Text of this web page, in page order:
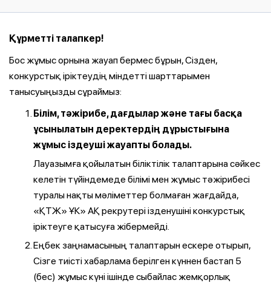
Құрметті талапкер!
Бос жұмыс орнына жауап бермес бұрын, Сізден,
конкурстық іріктеудің міндетті шарттарымен
танысуыңызды сұраймыз:
Білім, тәжірибе, дағдылар және тағы басқа
ұсынылатын деректердің дұрыстығына
жұмыс іздеуші жауапты болады.
Лауазымға қойылатын біліктілік талаптарына сәйкес
келетін түйіндемеде білімі мен жұмыс тәжірибесі
туралы нақты мәліметтер болмаған жағдайда,
«ҚТЖ» ҰК» АҚ рекрутері ізденушіні конкурстық
іріктеуге қатысуға жібермейді.
Еңбек заңнамасының талаптарын ескере отырып,
Сізге тиісті хабарлама берілген күннен бастап 5
(бес) жұмыс күні ішінде сыбайлас жемқорлық